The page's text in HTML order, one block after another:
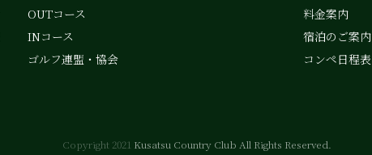
OUTコース
INコース
ゴルフ連盟・協会
料金案内
宿泊のご案内
コンペ日程表
Copyright 2021 Kusatsu Country Club All Rights Reserved.